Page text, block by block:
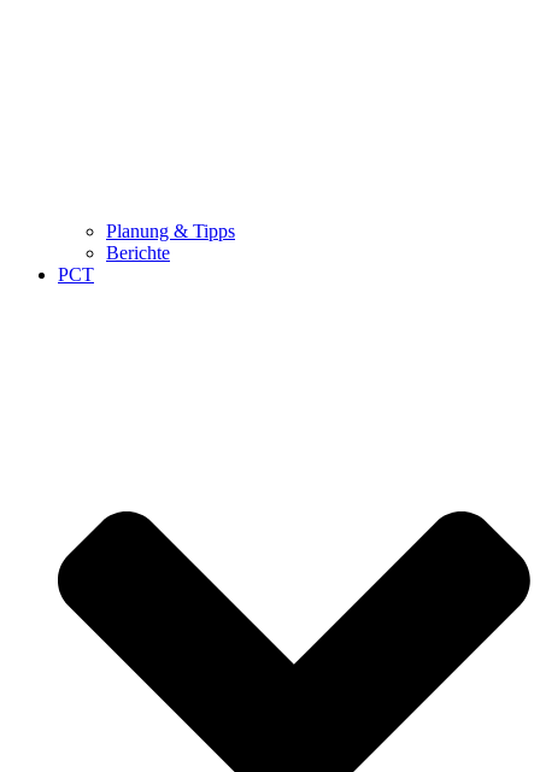
Planung & Tipps
Berichte
PCT